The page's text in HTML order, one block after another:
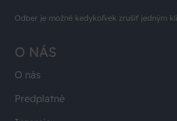
O NÁS
O nás
Predplatné
Odber je možné kedykoľvek zrušiť jedným